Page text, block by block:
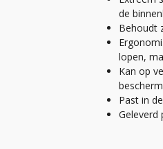
de
Behoudt
lopen,
Kan op
Past in
Geleverd